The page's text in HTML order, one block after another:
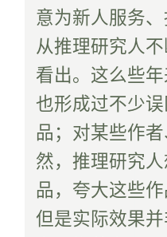
意为新人服务
从推理研究人
看出。这么些
也形成过不少
品；对某些作
然，推理研究
品，夸大这些
但是实际效果